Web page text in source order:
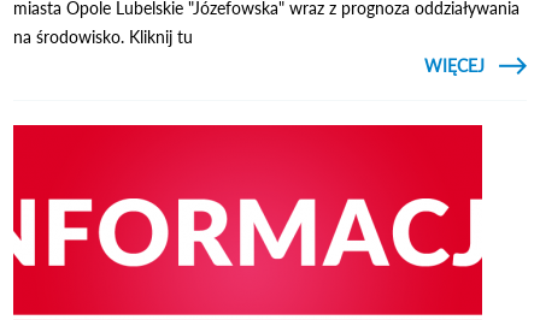
miasta Opole Lubelskie "Józefowska" wraz z prognoza oddziaływania
na środowisko. Kliknij tu
CZYTAJ
WIĘCEJ